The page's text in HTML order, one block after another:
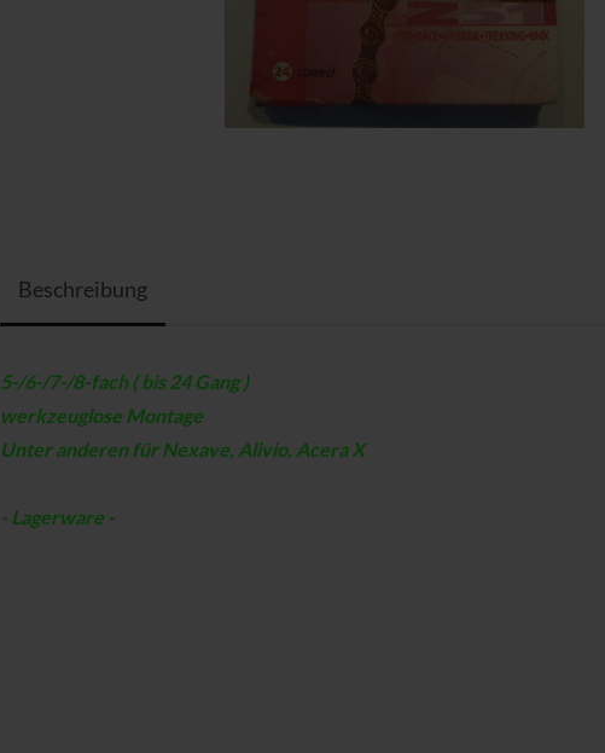
Beschreibung
5-/6-/7-/8-fach ( bis 24 Gang )
werkzeuglose Montage
Unter anderen für Nexave, Alivio, Acera X
- Lagerware -